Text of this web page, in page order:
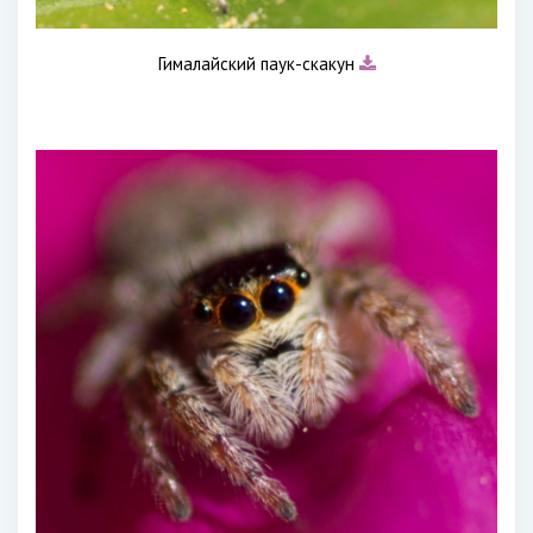
Гималайский паук-скакун